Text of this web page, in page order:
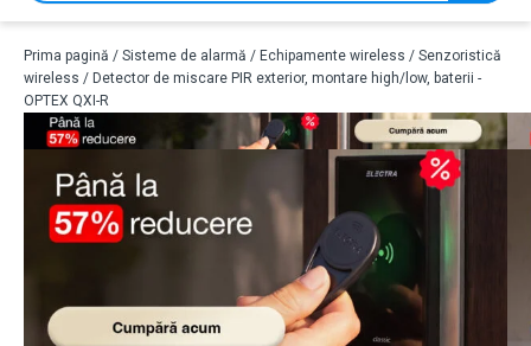
Prima pagină / Sisteme de alarmă / Echipamente wireless / Senzoristică
wireless / Detector de miscare PIR exterior, montare high/low, baterii -
OPTEX QXI-R